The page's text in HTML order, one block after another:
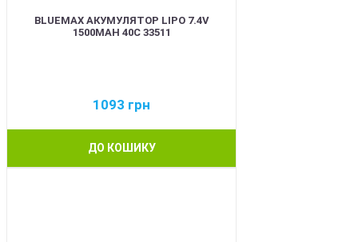
BLUEMAX АКУМУЛЯТОР LIPO 7.4V
1500MAH 40C 33511
1093 грн
ДО КОШИКУ